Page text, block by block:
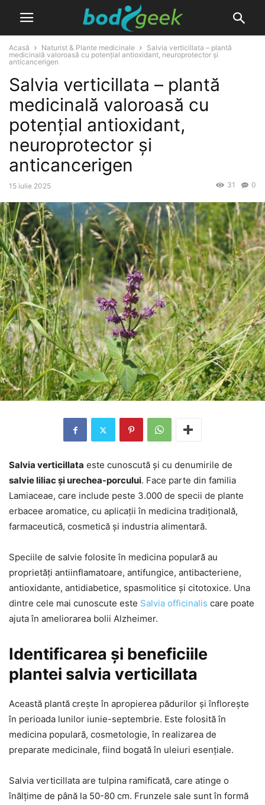
Acasă Naturist & Plante medicinale
Salvia verticillata – plantă
medicinală valoroasă cu potențial antioxidant, neuroprotector și
anticancerigen
Salvia verticillata – plantă
medicinală valoroasă cu
potențial antioxidant,
neuroprotector și
anticancerigen
15 iulie 2025 0
31
Salvia verticillata este cunoscută și cu denumirile de
salvie liliac și urechea-porcului. Face parte din familia
Lamiaceae, care include peste 3.000 de specii de plante
erbacee aromatice, cu aplicații în medicina tradițională,
farmaceutică, cosmetică și industria alimentară.
Speciile de salvie folosite în medicina populară au
proprietăți antiinflamatoare, antifungice, antibacteriene,
antioxidante, antidiabetice, spasmolitice și citotoxice. Una
dintre cele mai cunoscute este Salvia officinalis care poate
ajuta în ameliorarea bolii Alzheimer.
Identificarea și beneficiile
plantei salvia verticillata
Această plantă crește în apropierea pădurilor și înflorește
în perioada lunilor iunie-septembrie. Este folosită în
medicina populară, cosmetologie, în realizarea de
preparate medicinale, fiind bogată în uleiuri esențiale.
Salvia verticillata are tulpina ramificată, care atinge o
înălțime de până la 50-80 cm. Frunzele sale sunt în formă